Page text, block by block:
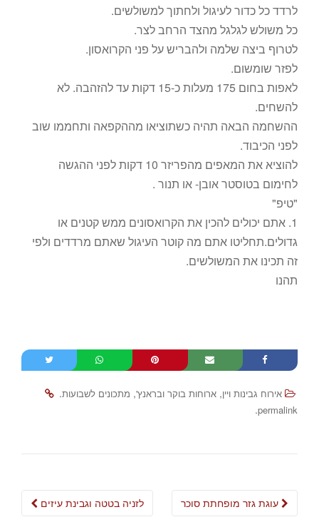
לרדד כל כדור לעיגול ולחתוך למשולשים.
כל משולש לגלגל מהצד הרחב לצר.
לטרוף ביצה שלמה ולהבריש על פני הקרואסון.
לפזר שומשום.
לאפות בחום 175 מעלות כ-15 דקות עד להזהבה. לא
להשחים.
ההשחמה הבאה תהיה כשתוציאו מההקפאה ותחממו שוב
לפני הכיבוד.
להוציא את המאפים מהפריזר 10 דקות לפני ההגשה
לחימום בטוסטר אובן- או תנור .
"טיפ"
1. אתם יכולים להכין את הקרואסונים ממש קטנים או
גדולים.תחליטו אתם מה קוטר העיגול שאתם מרדדים ולפי
זה תכינו את המשולשים.
תהנו
אירוח גבינות ויין, ארוחות בוקר ובראנץ', מתכונים לשבועות.
permalink
.
Post
לזניה בטטה וגבינת עיזים